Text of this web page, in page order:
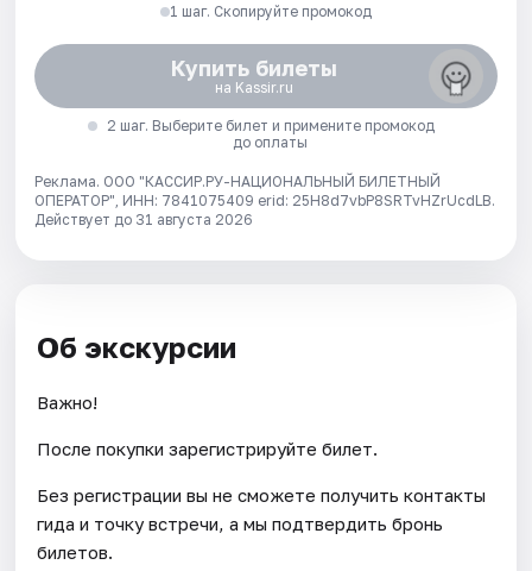
1 шаг. Скопируйте промокод
Купить билеты
на Kassir.ru
2 шаг. Выберите билет и примените промокод
до оплаты
Реклама. ООО "КАССИР.РУ-НАЦИОНАЛЬНЫЙ БИЛЕТНЫЙ
ОПЕРАТОР", ИНН: 7841075409 erid: 25H8d7vbP8SRTvHZrUcdLB.
Действует до 31 августа 2026
Об экскурсии
Важно!
После покупки зарегистрируйте билет.
Без регистрации вы не сможете получить контакты
гида и точку встречи, а мы подтвердить бронь
билетов.